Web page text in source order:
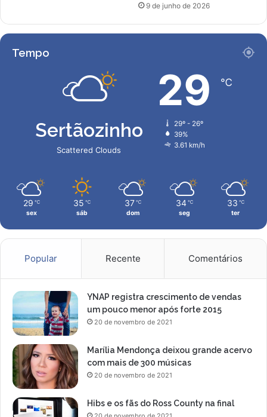
9 de junho de 2026
Tempo
Sertãozinho
Scattered Clouds
29 ℃
29º - 26º
39%
3.61 km/h
29 ℃
sex
35 ℃
sáb
37 ℃
dom
34 ℃
seg
33 ℃
ter
Popular Recente Comentários
YNAP registra crescimento de vendas
um pouco menor após forte 2015
20 de novembro de 2021
Marília Mendonça deixou grande acervo
com mais de 300 músicas
20 de novembro de 2021
Hibs e os fãs do Ross County na final